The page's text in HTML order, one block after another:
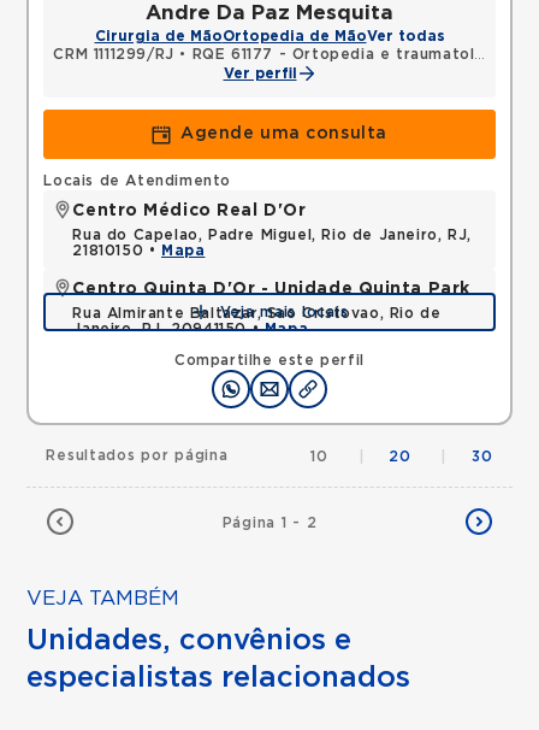
Andre Da Paz Mesquita
Cirurgia de MãoOrtopedia de MãoVer todas
CRM 1111299/RJ •
RQE 61177 - Ortopedia e traumatologia
Ver perfil
Agende uma consulta
Compartilhe este perfil
Locais de Atendimento
Centro Médico Real D'Or
Rua do Capelao, Padre Miguel, Rio de Janeiro, RJ,
21810150 •
Mapa
Centro Quinta D'Or - Unidade Quinta Park
Rua Almirante Baltazar, Sao Cristovao, Rio de
Janeiro, RJ, 20941150 •Mapa
Veja mais locais
Página 1 - 2
Resultados por página 10 20 30
VEJA TAMBÉM
Unidades, convênios e
especialistas relacionados